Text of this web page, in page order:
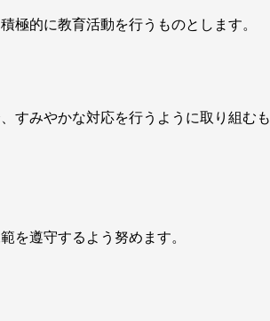
極的に教育活動を行うものとします。
すみやかな対応を行うように取り組むも
を遵守するよう努めます。